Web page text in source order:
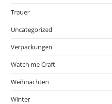
Trauer
Uncategorized
Verpackungen
Watch me Craft
Weihnachten
Winter